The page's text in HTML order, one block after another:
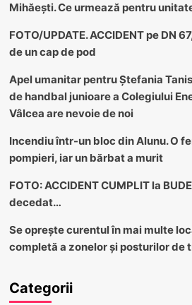
Mihăești. Ce urmează pentru
FOTO/UPDATE. ACCIDENT pe DN
de un cap de pod
Apel umanitar pentru Ștefania
de handbal junioare a Colegiului
Vâlcea are nevoie de noi
Incendiu într-un bloc din Alunu. O
pompieri, iar un bărbat a murit
FOTO: ACCIDENT CUMPLIT la
decedat…
Se oprește curentul în mai multe
completă a zonelor și posturilor
Categorii